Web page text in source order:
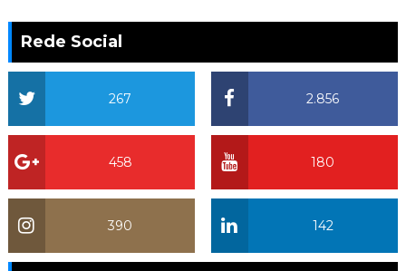
Rede Social
2.856
267
180
458
142
390